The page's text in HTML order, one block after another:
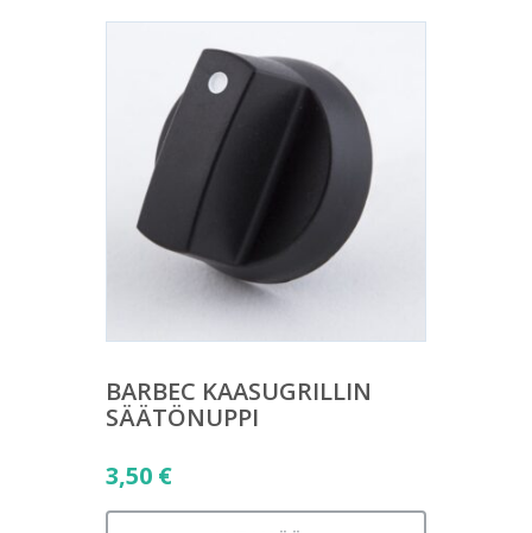
BARBEC KAASUGRILLIN
SÄÄTÖNUPPI
3,50 €